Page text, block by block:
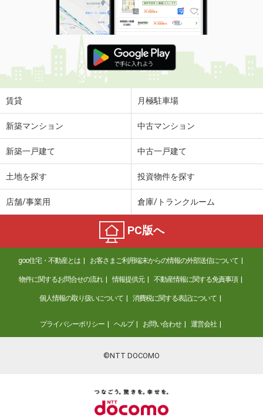
賃貸 月極駐車場
新築マンション 中古マンション
新築一戸建て 中古一戸建て
土地を探す 投資物件を探す
店舗/事業用 倉庫/トランクルーム
PC版へ
goo住宅・不動産とは お客さまご利用端末からの情報の外部送信について
物件に関するお問合せの流れ 情報提供元 不動産情報に関する免責事項
個人情報の取り扱いについて 消費税に関する表記について
プライバシーポリシー ヘルプ お問い合わせ 運営会社
©NTT DOCOMO